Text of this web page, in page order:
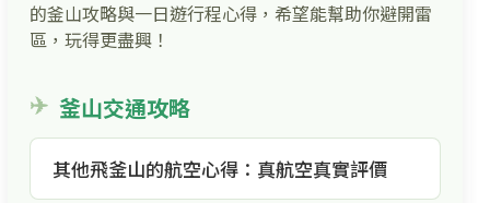
的釜山攻略與一日遊行程心得，希望能幫助你避開雷
區，玩得更盡興！
釜山交通攻略
其他飛釜山的航空心得：真航空真實評價